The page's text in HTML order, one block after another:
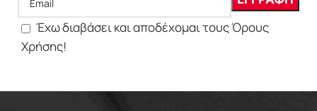
Έχω διαβάσει και αποδέχομαι τους Όρους
Χρήσης!